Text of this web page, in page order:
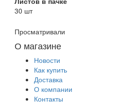
30 шт
Просматривали
О магазине
Новости
Как купить
Доставка
О компании
Контакты